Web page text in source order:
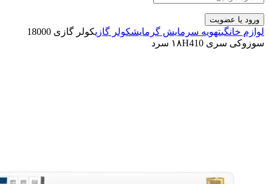
لوازم خانگیتهویه سرمایش گرمایشکولر گازی
کولر گازی 18000
سوزوکی سری ۱۸H410 سرد